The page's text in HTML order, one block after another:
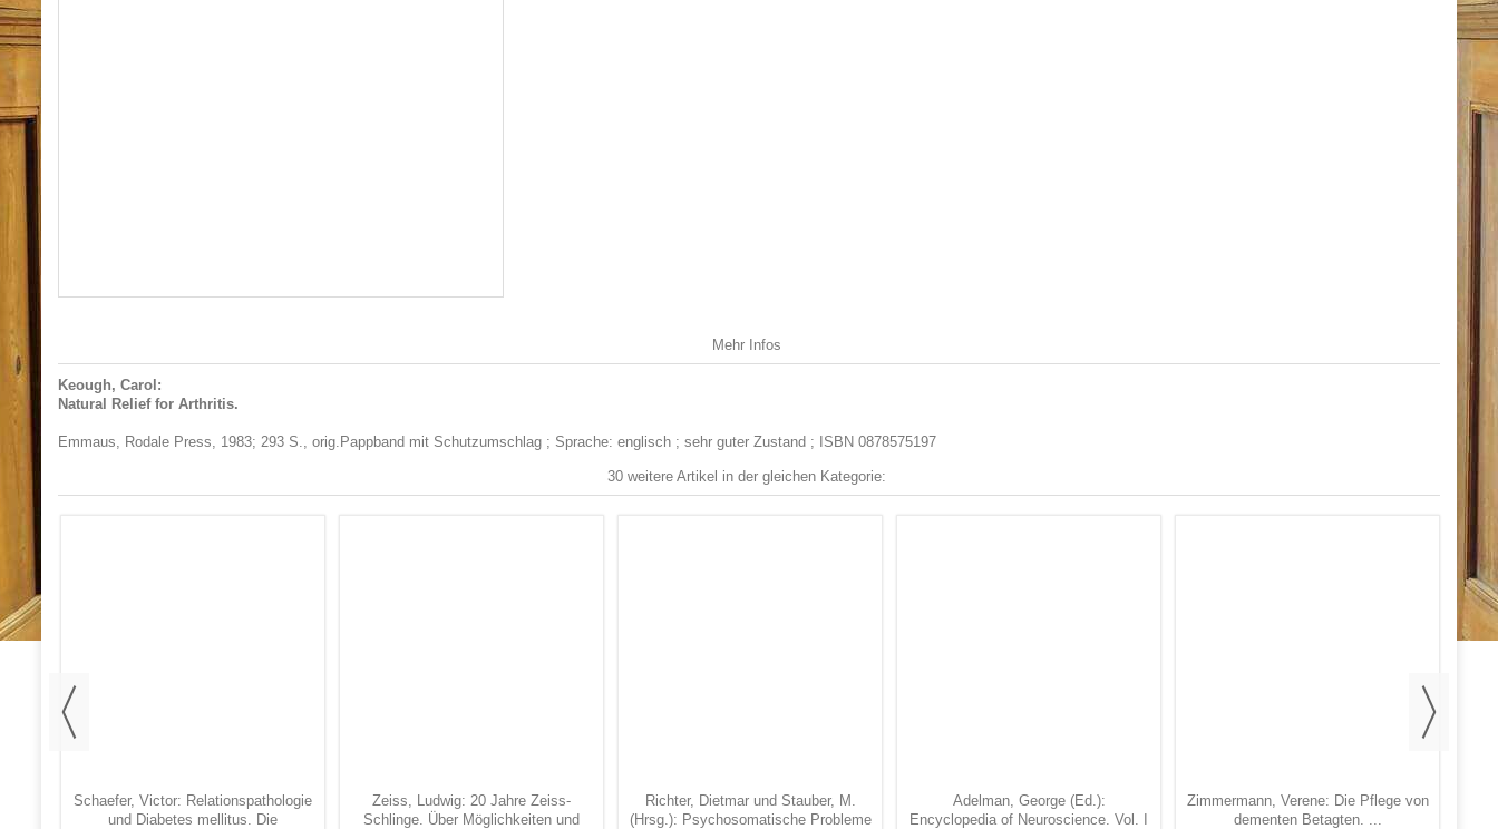
Mehr Infos
Keough, Carol:
Natural Relief for Arthritis.
Emmaus, Rodale Press, 1983; 293 S., orig.Pappband mit Schutzumschlag ; Sprache: englisch ; sehr guter Zustand ; ISBN 0878575197
30 weitere Artikel in der gleichen Kategorie:
Schaefer, Victor: Relationspathologie
und Diabetes mellitus. Die
Zeiss, Ludwig: 20 Jahre Zeiss-
Schlinge. Über Möglichkeiten und
Richter, Dietmar und Stauber, M.
(Hrsg.): Psychosomatische Probleme
Adelman, George (Ed.):
Encyclopedia of Neuroscience. Vol. I
Zimmermann, Verene: Die Pflege von
dementen Betagten. ...
Der